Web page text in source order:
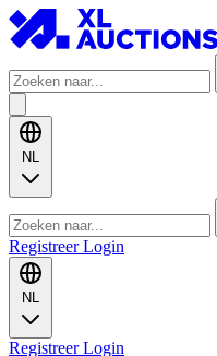
NL
RegistreerLogin
NL
RegistreerLogin